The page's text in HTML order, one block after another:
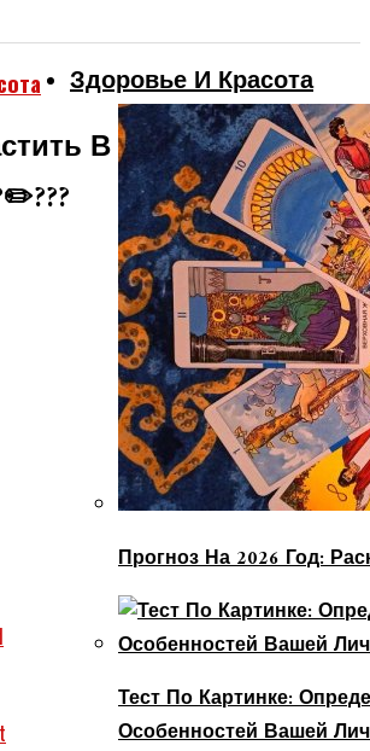
Здоровье И Красота
Прогноз На 2026 Год:
Тест По Картинке:
Особенностей Вашей
В Себе Любовь 4